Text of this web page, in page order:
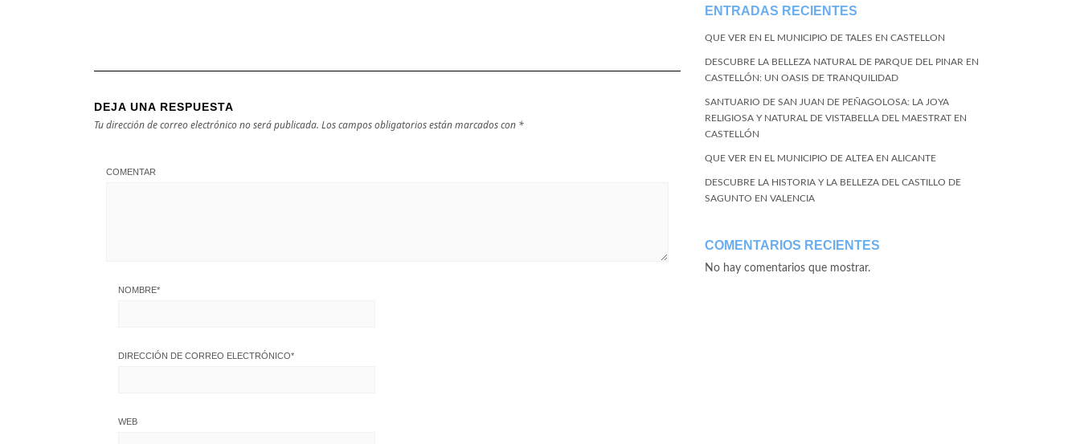
DEJA UNA RESPUESTA
Tu dirección de correo electrónico no será publicada. Los campos obligatorios están marcados con *
COMENTAR
NOMBRE*
DIRECCIÓN DE CORREO ELECTRÓNICO*
WEB
ENTRADAS RECIENTES
QUE VER EN EL MUNICIPIO DE TALES EN CASTELLON
DESCUBRE LA BELLEZA NATURAL DE PARQUE DEL PINAR EN
CASTELLÓN: UN OASIS DE TRANQUILIDAD
SANTUARIO DE SAN JUAN DE PEÑAGOLOSA: LA JOYA
RELIGIOSA Y NATURAL DE VISTABELLA DEL MAESTRAT EN
CASTELLÓN
QUE VER EN EL MUNICIPIO DE ALTEA EN ALICANTE
DESCUBRE LA HISTORIA Y LA BELLEZA DEL CASTILLO DE
SAGUNTO EN VALENCIA
COMENTARIOS RECIENTES
No hay comentarios que mostrar.